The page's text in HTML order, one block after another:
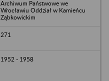
Archiwum Państwowe we
Wrocławiu Oddział w Kamieńcu
Ząbkowickim
271
1952 - 1958